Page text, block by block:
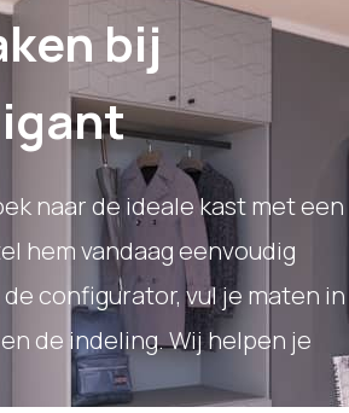
bij
naar de ideale kast met een
hem vandaag eenvoudig
configurator, vul je maten in
de indeling. Wij helpen je